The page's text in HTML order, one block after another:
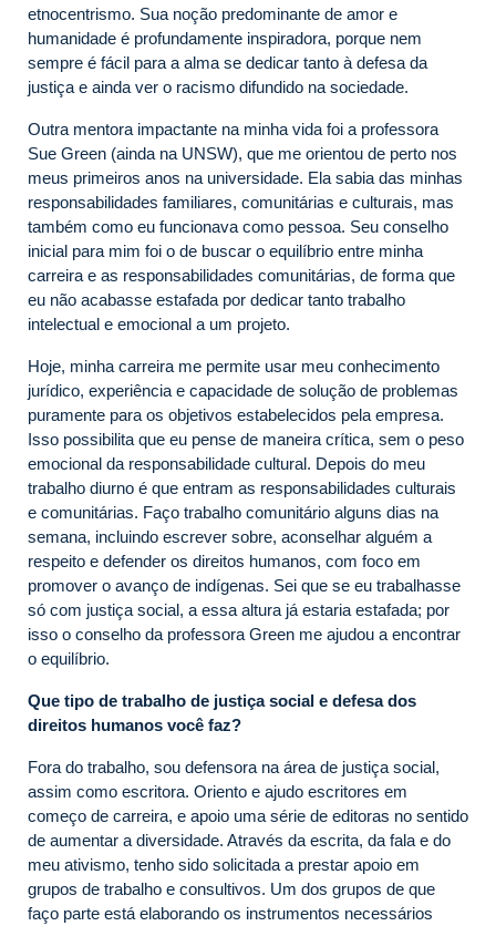
etnocentrismo. Sua noção predominante de amor e
humanidade é profundamente inspiradora, porque nem
sempre é fácil para a alma se dedicar tanto à defesa da
justiça e ainda ver o racismo difundido na sociedade.
Outra mentora impactante na minha vida foi a professora
Sue Green (ainda na UNSW), que me orientou de perto nos
meus primeiros anos na universidade. Ela sabia das minhas
responsabilidades familiares, comunitárias e culturais, mas
também como eu funcionava como pessoa. Seu conselho
inicial para mim foi o de buscar o equilíbrio entre minha
carreira e as responsabilidades comunitárias, de forma que
eu não acabasse estafada por dedicar tanto trabalho
intelectual e emocional a um projeto.
Hoje, minha carreira me permite usar meu conhecimento
jurídico, experiência e capacidade de solução de problemas
puramente para os objetivos estabelecidos pela empresa.
Isso possibilita que eu pense de maneira crítica, sem o peso
emocional da responsabilidade cultural. Depois do meu
trabalho diurno é que entram as responsabilidades culturais
e comunitárias. Faço trabalho comunitário alguns dias na
semana, incluindo escrever sobre, aconselhar alguém a
respeito e defender os direitos humanos, com foco em
promover o avanço de indígenas. Sei que se eu trabalhasse
só com justiça social, a essa altura já estaria estafada; por
isso o conselho da professora Green me ajudou a encontrar
o equilíbrio.
Que tipo de trabalho de justiça social e defesa dos
direitos humanos você faz?
Fora do trabalho, sou defensora na área de justiça social,
assim como escritora. Oriento e ajudo escritores em
começo de carreira, e apoio uma série de editoras no sentido
de aumentar a diversidade. Através da escrita, da fala e do
meu ativismo, tenho sido solicitada a prestar apoio em
grupos de trabalho e consultivos. Um dos grupos de que
faço parte está elaborando os instrumentos necessários